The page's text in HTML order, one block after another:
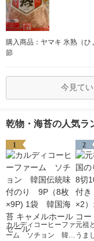
購入商品：ヤマキ 氷熟（
節
今見て
乾物・海苔の人気ラ
1
カルディコーヒーファ
ーム ソチョン 韓国
2
元祖
うま